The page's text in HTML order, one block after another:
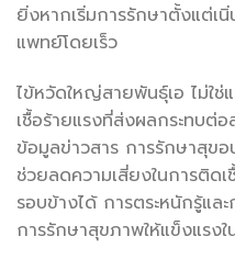
ยิ่งหากเริ่มการรักษาตั้งแต่เ
แพทย์โดยเร็ว
ไข้หวัดใหญ่สายพันธุ์เอ ไม่ใช่
เชื้อร้ายแรงที่ส่งผลกระทบ
ข้อมูลข่าวสาร การรักษาสุข
ช่วยลดความเสี่ยงในการติดเ
รอบข้างได้ การตระหนักรู้แ
การรักษาสุขภาพให้แข็งแรง